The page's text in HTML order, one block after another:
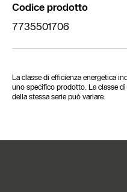
Codice prodotto
7735501706
La classe di efficienza energetica
uno specifico prodotto. La classe
della stessa serie può variare.